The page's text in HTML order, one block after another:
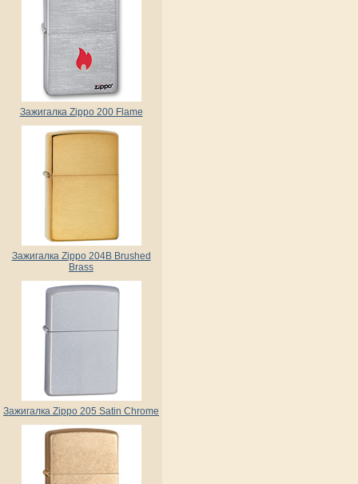
Зажигалка Zippo 200 Flame
Зажигалка Zippo 204B Brushed
Brass
Зажигалка Zippo 205 Satin Chrome